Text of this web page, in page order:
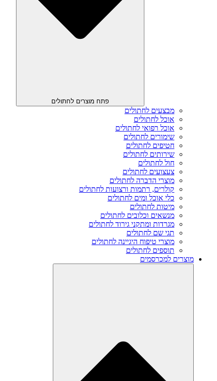
פתח מוצרים לחתולים
מבצעים לחתולים
אוכל לחתולים
אוכל רפואי לחתולים
שימורים לחתולים
חטיפים לחתולים
שירותים לחתולים
חול לחתולים
צעצועים לחתולים
מוצרי הדברה לחתולים
קולרים, רתמות ורצועות לחתולים
כלי אוכל ומים לחתולים
מיטות לחתולים
מנשאים וכלובים לחתולים
מגרדות ומתקני גירוד לחתולים
תגי שם לחתולים
מוצרי טיפוח היגיינה לחתולים
תוספים לחתולים
מוצרים למכרסמים